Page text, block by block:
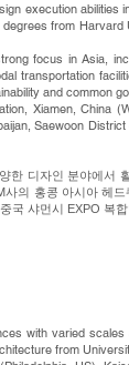
execution abilities
from
focus in Asia,
transportation
and common
Xiamen, China
Saewoon
디자인 분야에서
의 홍콩 아시아 헤
국 샤먼시 EXPO 복
with varied
from